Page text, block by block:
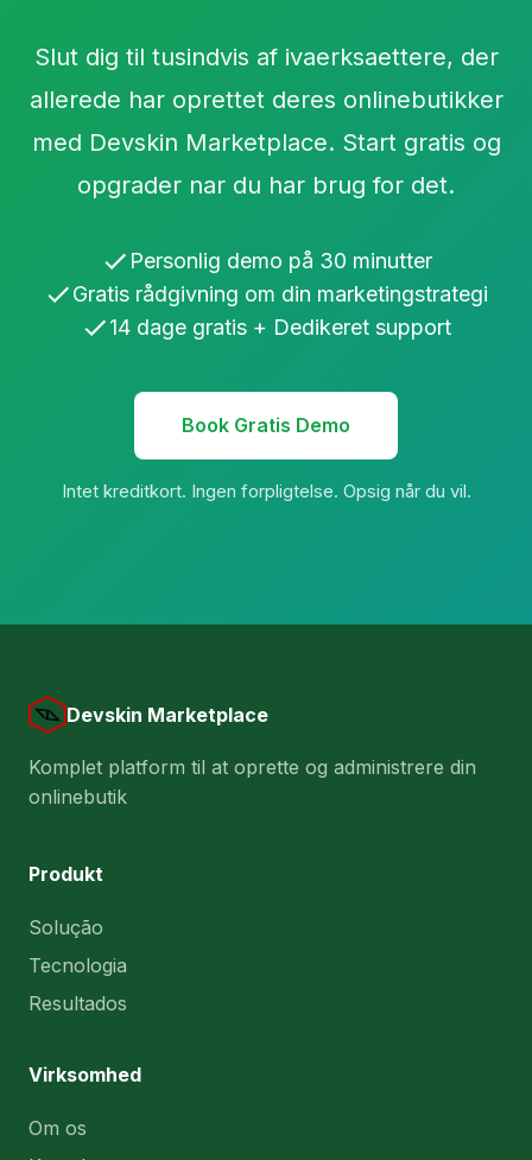
Slut dig til tusindvis af ivaerksaettere, der
allerede har oprettet deres onlinebutikker
med Devskin Marketplace. Start gratis og
opgrader nar du har brug for det.
Personlig demo på 30 minutter
Gratis rådgivning om din marketingstrategi
14 dage gratis + Dedikeret support
Book Gratis Demo
Intet kreditkort. Ingen forpligtelse. Opsig når du vil.
Devskin Marketplace
Komplet platform til at oprette og administrere din
onlinebutik
Produkt
Solução
Tecnologia
Resultados
Virksomhed
Om os